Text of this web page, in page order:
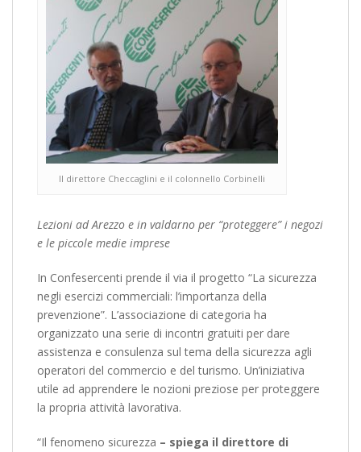
Il direttore Checcaglini e il colonnello Corbinelli
Lezioni ad Arezzo e in valdarno per “proteggere” i negozi
e le piccole medie imprese
In Confesercenti prende il via il progetto “La sicurezza
negli esercizi commerciali: l’importanza della
prevenzione”. L’associazione di categoria ha
organizzato una serie di incontri gratuiti per dare
assistenza e consulenza sul tema della sicurezza agli
operatori del commercio e del turismo. Un’iniziativa
utile ad apprendere le nozioni preziose per proteggere
la propria attività lavorativa.
“Il fenomeno sicurezza – spiega il direttore di